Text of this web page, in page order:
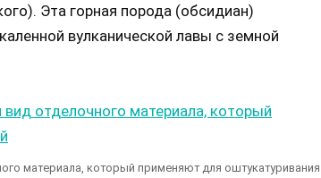
Эта горная порода (обсидиан)
вулканической лавы с земной
материала, который применяют для оштукатуривания